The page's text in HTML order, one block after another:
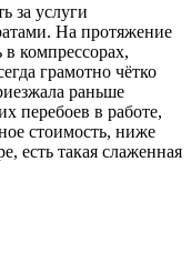
за услуги
На протяжение
в компрессорах,
грамотно чётко
раньше
перебоев в работе,
стоимость, ниже
есть такая слаженная